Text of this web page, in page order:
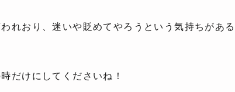
れおり、迷いや貶めてやろうという気持ちがある
だけにしてくださいね！